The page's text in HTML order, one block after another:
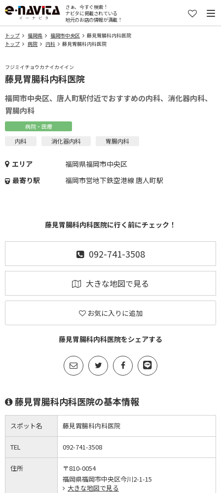
さぁ、今すぐ検索！
ナビタに掲載されている
地元のお店の情報が満載！
トップ 福岡県 福岡市中央区
藤見胃腸科内科医院
トップ
病院 内科 藤見胃腸科内科医院
フジミイチョウカナイカイイン
藤見胃腸科内科医院
福岡市中央区、唐人町駅付近でおすすめの内科、消化器内科、
胃腸内科
病院・医療
内科 消化器内科 胃腸内科
エリア
福岡県福岡市中央区
最寄り駅
福岡市営地下鉄空港線 唐人町駅
藤見胃腸科内科医院に行く前にチェック！
092-741-3508
大きな地図で見る
お気に入りに追加
藤見胃腸科内科医院をシェアする
藤見胃腸科内科医院の基本情報
スポット名 藤見胃腸科内科医院
TEL 092-741-3508
住所
〒810-0054
福岡県福岡市中央区今川2-1-15
大きな地図で見る